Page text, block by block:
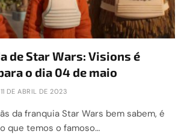
de Star Wars: Visions é
o dia 04 de maio
11 DE ABRIL DE 2023
da franquia Star Wars bem sabem, é
que temos o famoso…